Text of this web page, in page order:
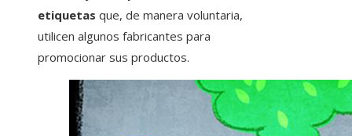
etiquetas que, de manera voluntaria,
utilicen algunos fabricantes para
promocionar sus productos.